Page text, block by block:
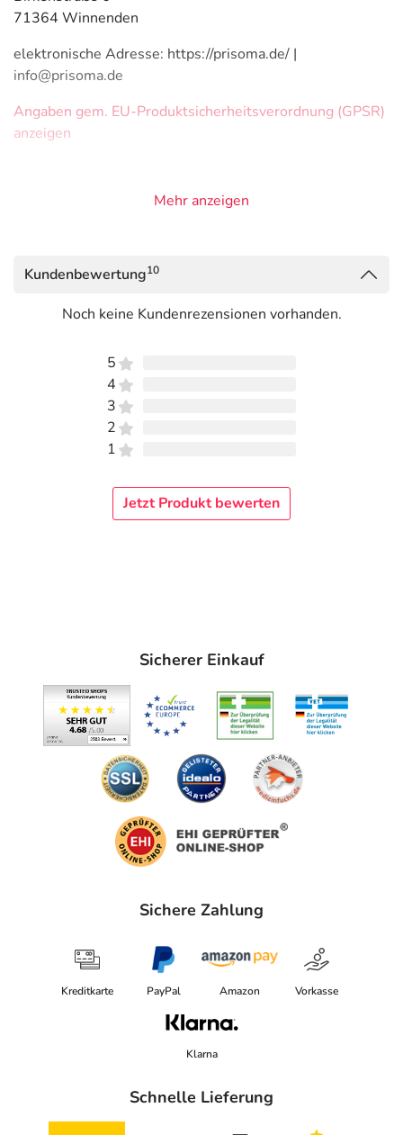
71364 Winnenden
elektronische Adresse: https://prisoma.de/ |
info@prisoma.de
Angaben gem. EU-Produktsicherheitsverordnung (GPSR)
anzeigen
Mehr anzeigen
Kundenbewertung10
Noch keine Kundenrezensionen vorhanden.
5
4
3
2
1
Jetzt Produkt bewerten
Sicherer Einkauf
Sichere Zahlung
Kreditkarte PayPal Amazon Vorkasse
Klarna
Schnelle Lieferung